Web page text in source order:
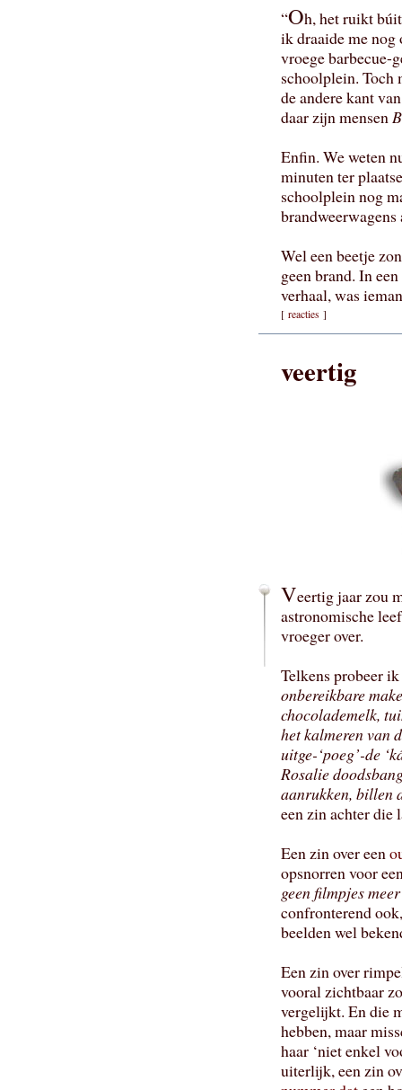
“Oh, het ruikt
ik draaide me nog
vroege barbecue-
schoolplein. Toch
de andere kant
daar zijn mensen
Enfin. We weten
minuten ter
schoolplein nog
Wel een beetje
geen brand. In
verhaal, was
[ reacties ]
veertig
Veertig jaar zou
astronomische
vroeger over.
Telkens probeer
onbereikbare
chocolademelk,
het kalmeren van
uitge-‘poeg’-de
Rosalie
aanrukken, billen
een zin achter die
Een zin over een
opsnorren voor
geen filmpjes
confronterend
beelden wel
Een zin over
vooral zichtbaar
vergelijkt. En die
hebben, maar
haar ‘niet enkel
uiterlijk, een zin